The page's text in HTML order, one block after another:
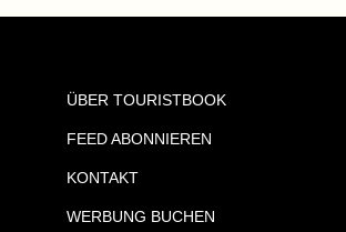
ÜBER TOURISTBOOK
FEED ABONNIEREN
KONTAKT
WERBUNG BUCHEN